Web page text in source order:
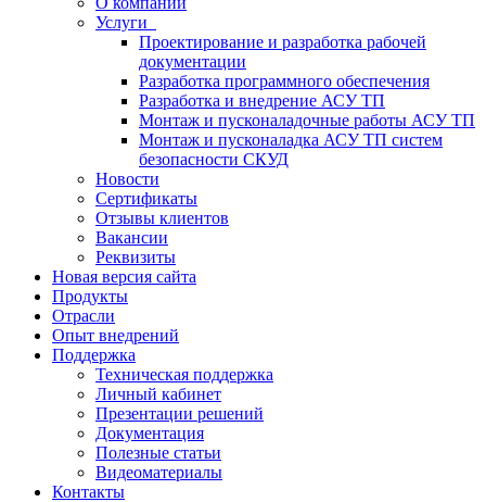
Услуги
Проектирование и разработка рабочей
документации
Разработка программного обеспечения
Разработка и внедрение АСУ ТП
Монтаж и пусконаладочные работы АСУ ТП
Монтаж и пусконаладка АСУ ТП систем
безопасности СКУД
Новости
Сертификаты
Отзывы клиентов
Вакансии
Реквизиты
Новая версия сайта
Продукты
Отрасли
Опыт внедрений
Поддержка
Техническая поддержка
Личный кабинет
Презентации решений
Документация
Полезные статьи
Видеоматериалы
Контакты